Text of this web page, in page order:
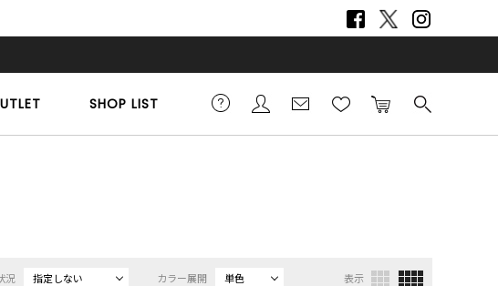
SHOP LIST
況 指定しない カラー展開 単色 表示